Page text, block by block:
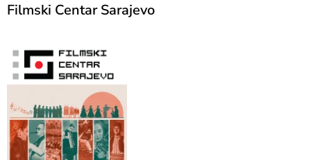
Filmski Centar Sarajevo